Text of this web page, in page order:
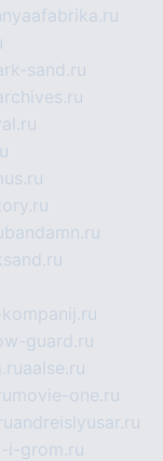
sand.ru
bandamn.ru
guard.ru
aalse.ru
movie-one.ru
andreislyusar.ru
i-grom.ru